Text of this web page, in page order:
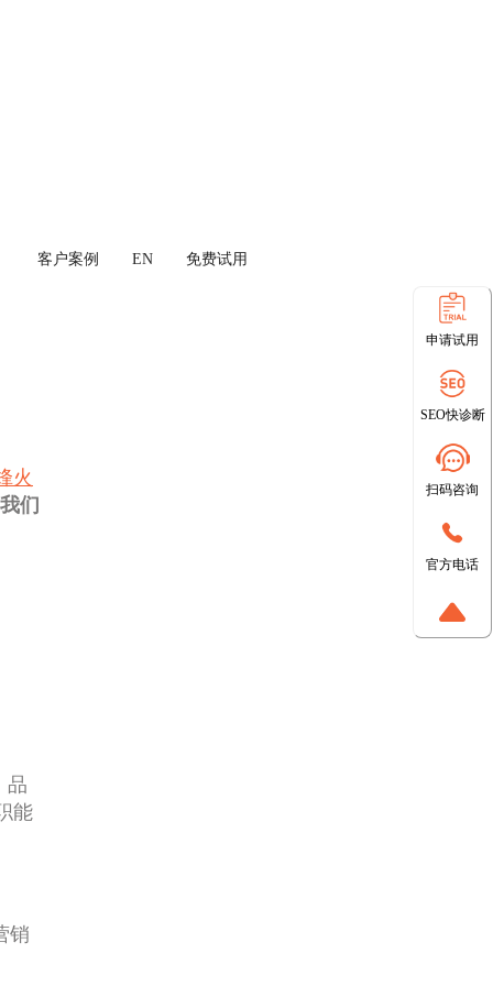
客户案例 EN 免费试用
火
我们
品
能
销
申请试用
SEO快诊断
扫码咨询
官方电话